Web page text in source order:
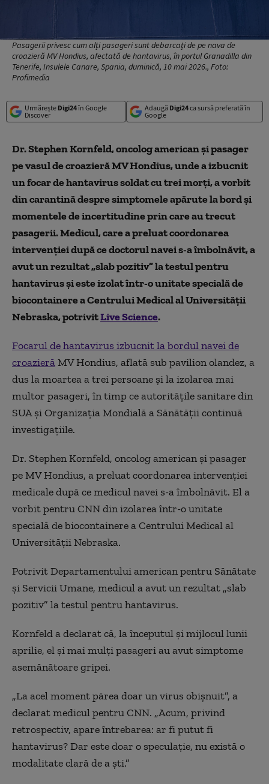
Pasagerii privesc cum alți pasageri sunt debarcați de pe nava de
croazieră MV Hondius, afectată de hantavirus, în portul Granadilla din
Tenerife, Insulele Canare, Spania, duminică, 10 mai 2026., Foto:
Profimedia
Urmărește Digi24în Google
Discover
Adaugă Digi24ca sursă preferată în
Google
Dr. Stephen Kornfeld, oncolog american și pasager
pe vasul de croazieră MV Hondius, unde a izbucnit
un focar de hantavirus soldat cu trei morți, a vorbit
din carantină despre simptomele apărute la bord și
momentele de incertitudine prin care au trecut
pasagerii. Medicul, care a preluat coordonarea
intervenției după ce doctorul navei s-a îmbolnăvit, a
avut un rezultat „slab pozitiv” la testul pentru
hantavirus și este izolat într-o unitate specială de
biocontainere a Centrului Medical al Universității
Nebraska, potrivitLive Science.
Focarul de hantavirus izbucnit la bordul navei de
croazierăMV Hondius, aflată sub pavilion olandez, a
dus la moartea a trei persoane și la izolarea mai
multor pasageri, în timp ce autoritățile sanitare din
SUA și Organizația Mondială a Sănătății continuă
investigațiile.
Dr. Stephen Kornfeld, oncolog american și pasager
pe MV Hondius, a preluat coordonarea intervenției
medicale după ce medicul navei s-a îmbolnăvit. El a
vorbit pentru CNN din izolarea într-o unitate
specială de biocontainere a Centrului Medical al
Universității Nebraska.
Potrivit Departamentului american pentru Sănătate
și Servicii Umane, medicul a avut un rezultat „slab
pozitiv” la testul pentru hantavirus.
Kornfeld a declarat că, la începutul și mijlocul lunii
aprilie, el și mai mulți pasageri au avut simptome
asemănătoare gripei.
„La acel moment părea doar un virus obișnuit”, a
declarat medicul pentru CNN. „Acum, privind
retrospectiv, apare întrebarea: ar fi putut fi
hantavirus? Dar este doar o speculație, nu există o
modalitate clară de a ști.”